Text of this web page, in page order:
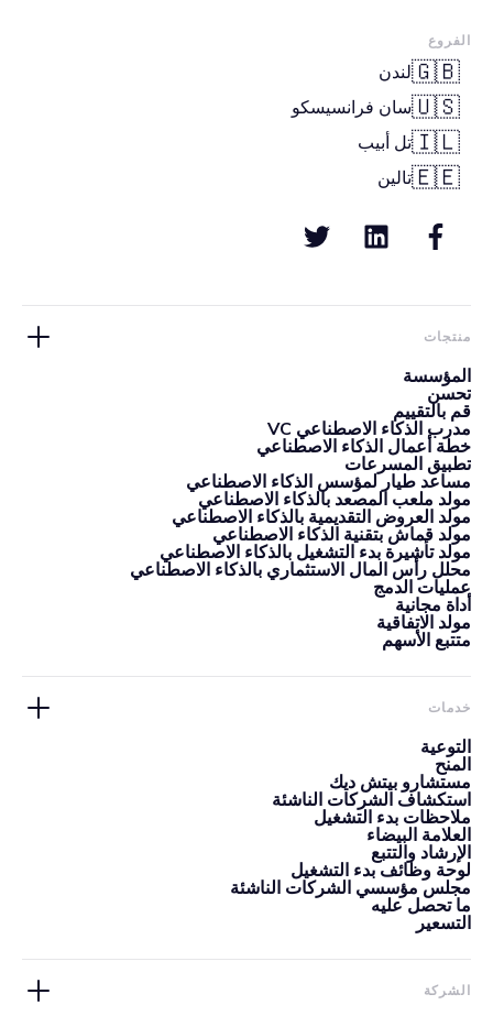
الفروع
🇬🇧لندن
🇺🇸سان فرانسيسكو
🇮🇱تل أبيب
🇪🇪تالين
منتجات
المؤسسة
تحسن
قم بالتقييم
مدرب الذكاء الاصطناعي VC
خطة أعمال الذكاء الاصطناعي
تطبيق المسرعات
مساعد طيار لمؤسس الذكاء الاصطناعي
مولد ملعب المصعد بالذكاء الاصطناعي
مولد العروض التقديمية بالذكاء الاصطناعي
مولد قماش بتقنية الذكاء الاصطناعي
مولد تأشيرة بدء التشغيل بالذكاء الاصطناعي
محلل رأس المال الاستثماري بالذكاء الاصطناعي
عمليات الدمج
أداة مجانية
مولد الاتفاقية
متتبع الأسهم
خدمات
التوعية
المنح
مستشارو بيتش ديك
استكشاف الشركات الناشئة
ملاحظات بدء التشغيل
العلامة البيضاء
الإرشاد والتتبع
لوحة وظائف بدء التشغيل
مجلس مؤسسي الشركات الناشئة
ما تحصل عليه
التسعير
الشركة